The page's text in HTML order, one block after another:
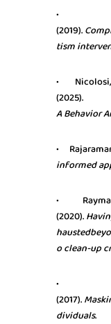
•
(2019).
tism
•
ABehavior
•
informed
•
(2020).
hausted
o clean-up
•
(2017).
dividuals.